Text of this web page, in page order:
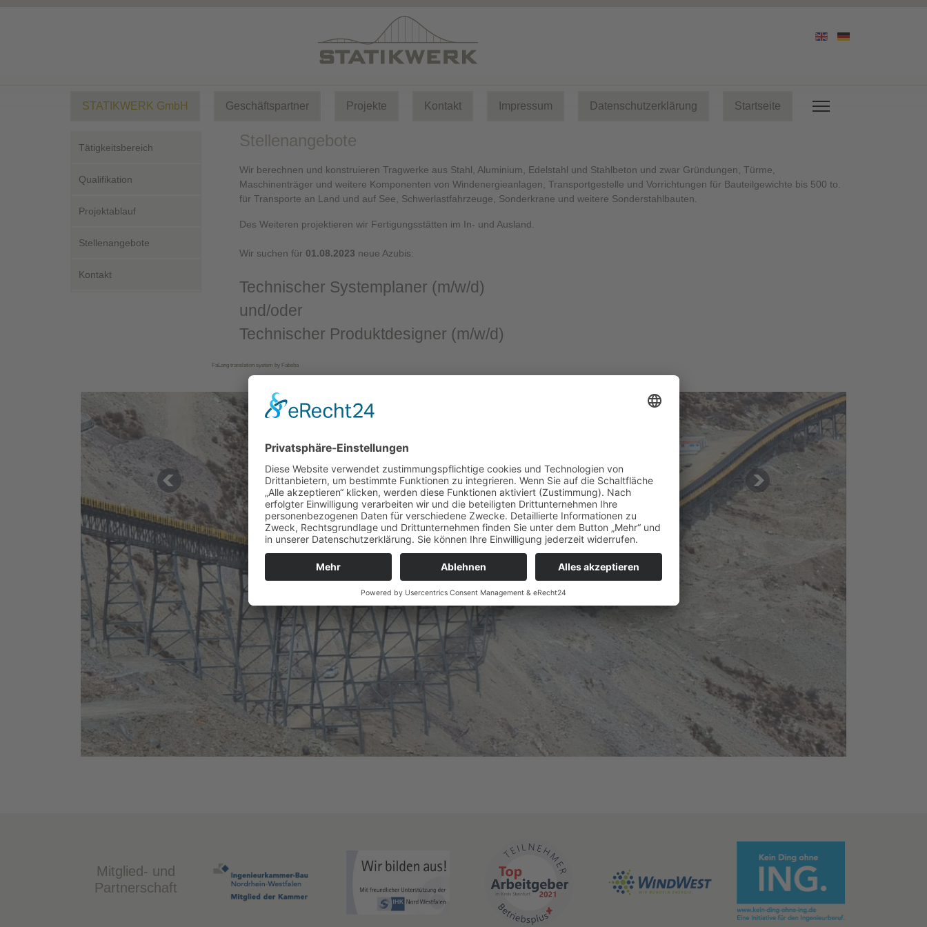
STATIKWERK GmbH Geschäftspartner Projekte Kontakt Impressum Datenschutzerklärung Startseite
Tätigkeitsbereich
Qualifikation
Projektablauf
Stellenangebote
Kontakt
Stellenangebote
Wir berechnen und konstruieren Tragwerke aus Stahl, Aluminium, Edelstahl und Stahlbeton und zwar Gründungen, Türme,
Maschinenträger und weitere Komponenten von Windenergieanlagen, Transportgestelle und Vorrichtungen für Bauteilgewichte bis 500 to.
für Transporte an Land und auf See, Schwerlastfahrzeuge, Sonderkrane und weitere Sonderstahlbauten.
Des Weiteren projektieren wir Fertigungsstätten im In- und Ausland.
Wir suchen für 01.08.2023 neue Azubis:
Technischer Systemplaner (m/w/d)
und/oder
Technischer Produktdesigner (m/w/d)
FaLang translation system by Faboba
Mitglied- und
Partnerschaft